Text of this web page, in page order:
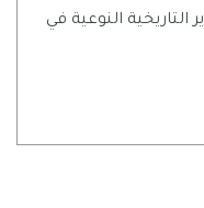
التاريخية النوعية في